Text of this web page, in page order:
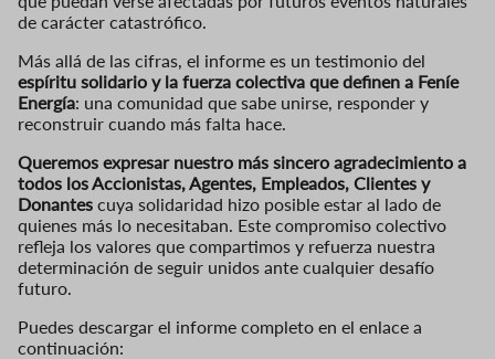
de carácter catastrófico.
Más allá de las cifras, el informe es un testimonio del
espíritu solidario y la fuerza colectiva que definen a Feníe
Energía: una comunidad que sabe unirse, responder y
reconstruir cuando más falta hace.
Queremos expresar nuestro más sincero agradecimiento a
todos los Accionistas, Agentes, Empleados, Clientes y
Donantes cuya solidaridad hizo posible estar al lado de
quienes más lo necesitaban. Este compromiso colectivo
refleja los valores que compartimos y refuerza nuestra
determinación de seguir unidos ante cualquier desafío
futuro.
Puedes descargar el informe completo en el enlace a
continuación: